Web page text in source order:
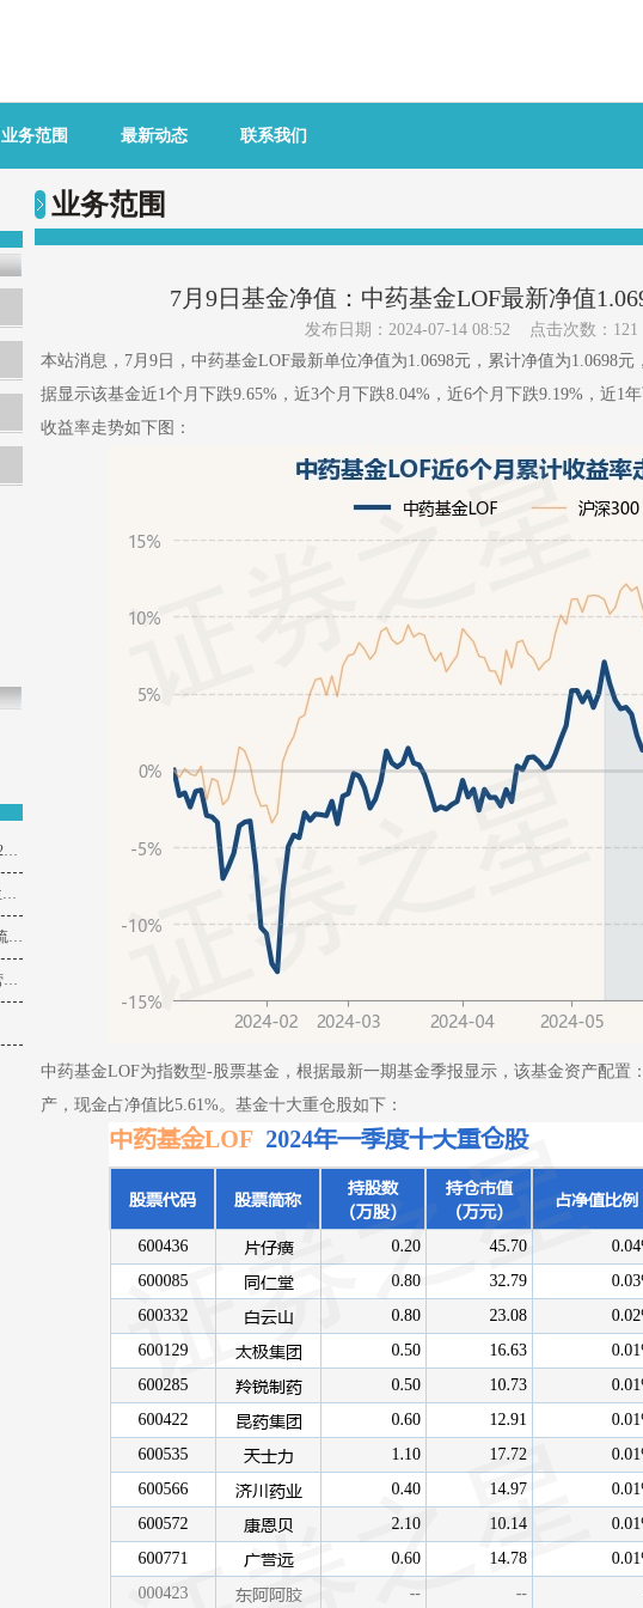
业务范围 最新动态 联系我们
场均16分钟砍12+2三分! 难怪要交易唐斯, 25岁才1290万完美取代他
只许成功不许失败! 新赛季身处合同年五位球星, 湖人两旧将在列
台当局防务预算创新高，朱立伦：没有交流对话，无法确保台湾安全
徐州市儿童医院 “小小特种兵注意力训练营”圆满结营
业务范围
7月9日基金净值：中药基金LOF最新净值
发布日期：2024-07-14 08:52 点击次数：121
本站消息，7月9日，中药基金LOF最新单位净值为1.0698元，累计净值为1.0698
据显示该基金近1个月下跌9.65%，近3个月下跌8.04%，近6个月下跌9.19%，近1
收益率走势如下图：
中药基金LOF为指数型-股票基金，根据最新一期基金季报显示，该基金资产配置
产，现金占净值比5.61%。基金十大重仓股如下：